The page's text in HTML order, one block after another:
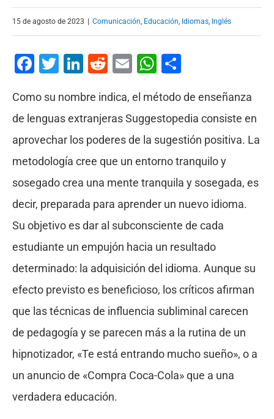
15 de agosto de 2023 Comunicación, Educación, Idiomas, Inglés
Facebook
Twitter
LinkedIn
Reddit
EmailWhatsApp
Como su nombre indica, el método de enseñanza
de lenguas extranjeras Suggestopedia consiste en
aprovechar los poderes de la sugestión positiva. La
metodología cree que un entorno tranquilo y
sosegado crea una mente tranquila y sosegada, es
decir, preparada para aprender un nuevo idioma.
Su objetivo es dar al subconsciente de cada
estudiante un empujón hacia un resultado
determinado: la adquisición del idioma. Aunque su
efecto previsto es beneficioso, los críticos afirman
que las técnicas de influencia subliminal carecen
de pedagogía y se parecen más a la rutina de un
hipnotizador, «Te está entrando mucho sueño», o a
un anuncio de «Compra Coca-Cola» que a una
verdadera educación.